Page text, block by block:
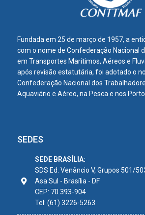
Fundada em 25 de março de 1957, a
com o nome de Confederação Nacional
em Transportes Marítimos, Aéreos e
após revisão estatutária, foi adotado o
Confederação Nacional dos
Aquaviário e Aéreo, na Pesca e nos
SEDES
SEDE BRASÍLIA:
SDS Ed. Venâncio V, Grupos 501/
Asa Sul - Brasília - DF
CEP: 70.393-904
Tel: (61) 3226-5263